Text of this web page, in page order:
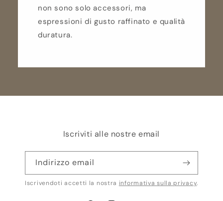
non sono solo accessori, ma
espressioni di gusto raffinato e qualità
duratura.
Iscriviti alle nostre email
Indirizzo email
Iscrivendoti accetti la nostra informativa sulla privacy.